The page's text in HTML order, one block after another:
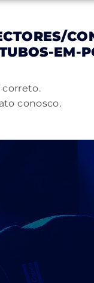
EM-
correto.
conosco.